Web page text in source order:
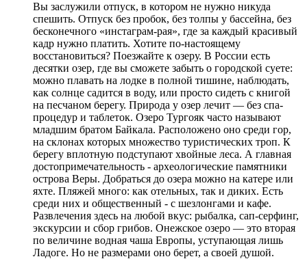
Вы заслужили отпуск, в котором не нужно никуда
спешить. Отпуск без пробок, без толпы у бассейна, без
бесконечного «инстаграм-рая», где за каждый красивый
кадр нужно платить. Хотите по-настоящему
восстановиться? Поезжайте к озеру. В России есть
десятки озер, где вы сможете забыть о городской суете:
можно плавать на лодке в полной тишине, наблюдать,
как солнце садится в воду, или просто сидеть с книгой
на песчаном берегу. Природа у озер лечит — без спа-
процедур и таблеток. Озеро Тургояк часто называют
младшим братом Байкала. Расположено оно среди гор,
на склонах которых множество туристических троп. К
берегу вплотную подступают хвойные леса. А главная
достопримечательность - археологические памятники
острова Веры. Добраться до озера можно на катере или
яхте. Пляжей много: как отельных, так и диких. Есть
среди них и общественный - с шезлонгами и кафе.
Развлечения здесь на любой вкус: рыбалка, сап-серфинг,
экскурсии и сбор грибов. Онежское озеро — это вторая
по величине водная чаша Европы, уступающая лишь
Ладоге. Но не размерами оно берет, а своей душой.